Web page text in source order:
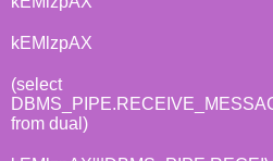
kEMlzpAX
(select
from dual)